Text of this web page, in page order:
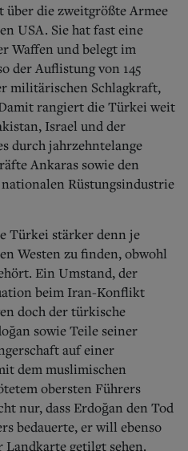
sind
Ausgabe
Login
werden
die zweitgrößte Armee
USA. Sie hat fast eine
Waffen und belegt im
der Auflistung von 145
militärischen Schlagkraft,
rangiert die Türkei weit
Israel und der
durch jahrzehntelange
Ankaras sowie den
Rüstungsindustrie
Türkei stärker denn je
Westen zu finden, obwohl
Ein Umstand, der
beim Iran-Konflikt
doch der türkische
sowie Teile seiner
auf einer
dem muslimischen
obersten Führers
nur, dass Erdoğan den Tod
bedauerte, er will ebenso
Landkarte getilgt sehen.